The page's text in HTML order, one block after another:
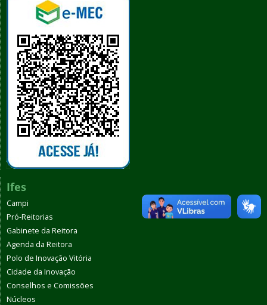
Ifes
Campi
Pró-Reitorias
Gabinete da Reitora
Agenda da Reitora
Polo de Inovação Vitória
Cidade da Inovação
Conselhos e Comissões
Núcleos